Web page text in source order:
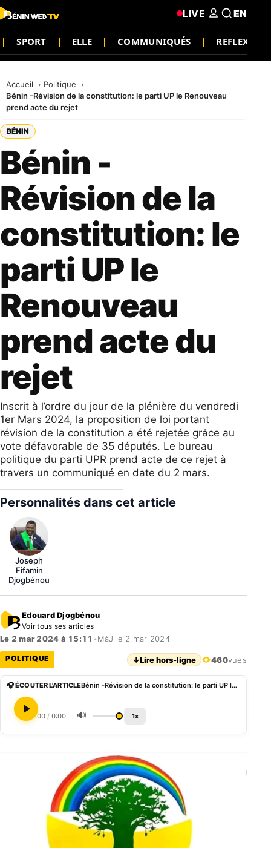
SPORT ELLE COMMUNIQUÉS REFLEXION
LIVE EN
Accueil
Politique
Bénin -Révision de la constitution: le parti UP le Renouveau
prend acte du rejet
BÉNIN
Bénin -
Révision de la
constitution: le
parti UP le
Renouveau
prend acte du
rejet
Inscrit à l’ordre du jour de la plénière du vendredi
1er Mars 2024, la proposition de loi portant
révision de la constitution a été rejetée grâce au
vote défavorable de 35 députés. Le bureau
politique du parti UPR prend acte de ce rejet à
travers un communiqué en date du 2 mars.
Personnalités dans cet article
Joseph
Fifamin
Djogbénou
Edouard Djogbénou
Voir tous ses articles
Le 2 mar 2024 à 15:11 •MàJ le 2 mar 2024
POLITIQUE ↓Lire hors-ligne 460vues
🎧 ÉCOUTER L'ARTICLE Bénin -Révision de la constitution: le parti UP le Renouveau prend acte du rejet
0:00 / 0:00 🔊 1x